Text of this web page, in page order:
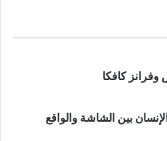
كافكا
بين الشاشة والواقع